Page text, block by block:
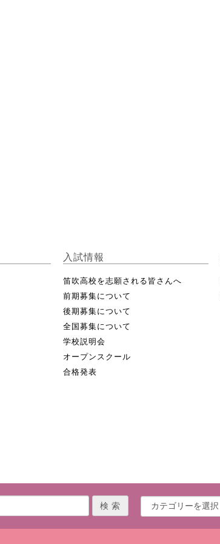
入試情報
笛吹高校を志願される皆さんへ
前期募集について
後期募集について
全国募集について
学校説明会
オープンスクール
合格発表